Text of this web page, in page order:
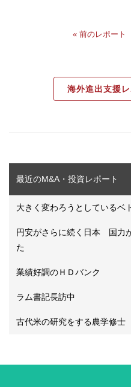
« 前のレポート
海外進出支援
最近のM&A・投資レポート
大きく変わろうとしている
円安がさらに続く日本 国力
た
業績好調のＨＤバンク
ラム書記長訪中
古代米の研究をする農学修士